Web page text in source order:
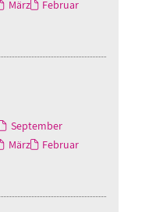
März
Februar
September
März
Februar